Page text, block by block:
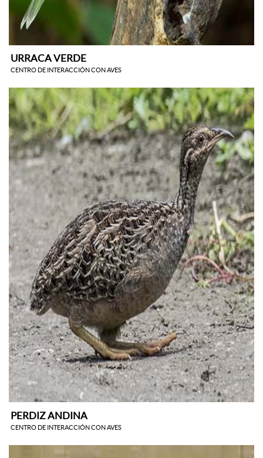
URRACA VERDE
CENTRO DE INTERACCIÓN CON AVES
PERDIZ ANDINA
CENTRO DE INTERACCIÓN CON AVES